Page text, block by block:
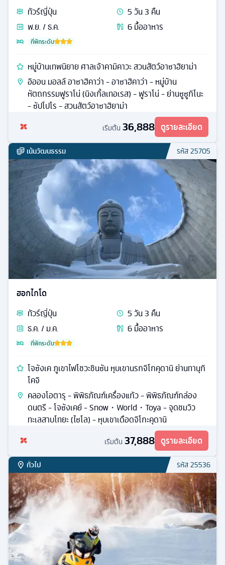
ทัวร์ญี่ปุ่น 5วัน3 คืน
พ.ย. / ธ.ค.
6มื้ออาหาร
ที่พักระดับ
หมู่บ้านเทพนิยาย ศาลเจ้าคามิคาวะ สวนสัตว์อาซาฮิยาม่า
อิออน มอลล์ อาซาฮิคาว่า - อาซาฮิคาว่า - หมู่บ้าน
หัตถกรรมฟูราโน่ (นิงเกิ้ลเทอเรส) - ฟูราโน่ - ย่านซูซูกิโนะ
- ซัปโปโร - สวนสัตว์อาซาฮิยาม่า
เริ่มต้น 36,888 ดูรายละเอียด
เน้นวัฒนธรรม รหัส25705
ฮอกไกโด
ทัวร์ญี่ปุ่น 5วัน3 คืน
ธ.ค. / ม.ค.
6มื้ออาหาร
ที่พักระดับ
โจซังเค ภูเขาไฟโชวะชินซัน หุบเขานรกจิโกคุดานิ ย่านทานุกิ
โคจิ
คลองโอตารุ - พิพิธภัณฑ์เครื่องแก้ว - พิพิธภัณฑ์กล่อง
ดนตรี - โจซังเคย์ - Snow・World・Toya - จุดชมวิว
ทะเลสาบโทยะ (ไซโล) - หุบเขาเดือดจิโกะคุดานิ
เริ่มต้น 37,888 ดูรายละเอียด
ทั่วไป รหัส25536